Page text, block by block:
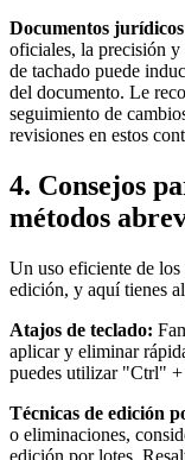
Documentos
oficiales, la precisión y
de tachado puede
del documento. Le
seguimiento de
revisiones en estos
4. Consejos
métodos
Un uso eficiente de los
edición, y aquí tienes
Atajos de teclado:
aplicar y eliminar
puedes utilizar "Ctrl"
Técnicas de edición
o eliminaciones,